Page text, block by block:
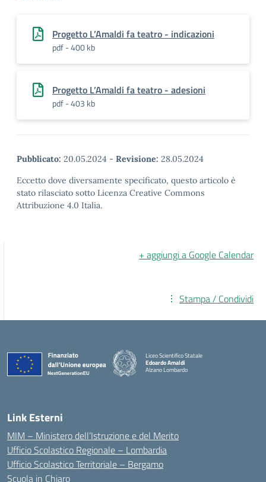
Progetto L’Amaldi fa teatro - indicazioni
pdf - 400 kb
Progetto L’Amaldi fa teatro - adesioni
pdf - 403 kb
Pubblicato: 20.05.2024 - Revisione: 28.05.2024
Eccetto dove diversamente specificato, questo articolo è
stato rilasciato sotto Licenza Creative Commons
Attribuzione 4.0 Italia.
+ aggiungi a Google Calendar
Stampa / Condividi
Liceo Scientifico Statale
Edoardo Amaldi
Alzano Lombardo
Link Esterni
MIM – Ministero dell’Istruzione e del Merito
Ufficio Scolastico Regionale – Lombardia
Ufficio Scolastico Territoriale – Bergamo
Scuola in Chiaro